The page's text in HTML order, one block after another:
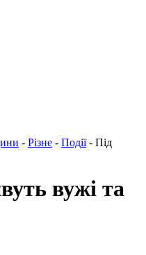
- Різне - Події- Під
вужі та